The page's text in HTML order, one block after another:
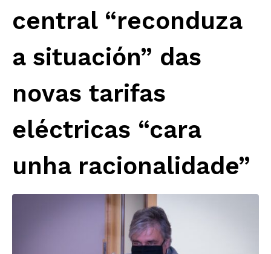
central “reconduza
a situación” das
novas tarifas
eléctricas “cara
unha racionalidade”